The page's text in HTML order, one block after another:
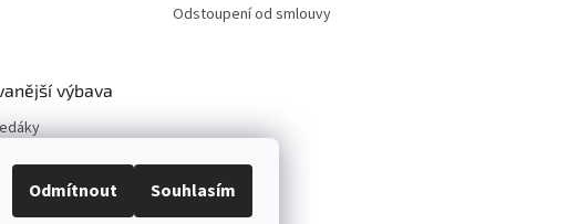
Odmítnout Souhlasím
Odstoupení od smlouvy
výbava
zvedáky